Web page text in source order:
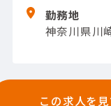
勤務地
神奈川県川
この求人を